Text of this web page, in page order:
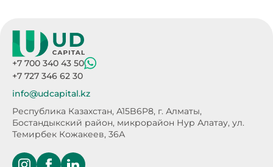
+7 700 340 43 50
+7 727 346 62 30
info@udcapital.kz
Республика Казахстан, A15B6P8, г. Алматы,
Бостандыкский район, микрорайон Нур Алатау, ул.
Темирбек Кожакеев, 36А